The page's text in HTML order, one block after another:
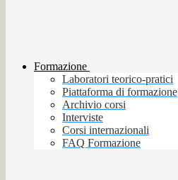
Formazione
Laboratori teorico-pratici
Piattaforma di formazione
Archivio corsi
Interviste
Corsi internazionali
FAQ Formazione